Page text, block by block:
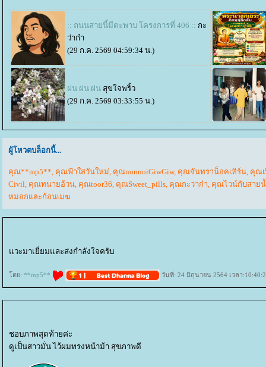
:: ถนนสายนี้มีตะพาบ โครงการที่ 406 :: กะ
ว่าก๋า
(29 ก.ค. 2569 04:59:34 น.)
ฝน ฝน ฝน สุขใจพริ้ว
(29 ก.ค. 2569 03:33:55 น.)
ผู้โหวตบล็อกนี้...
คุณ**mp5**, คุณฟ้าใสวันใหม่, คุณnonnoiGiwGiw, คุณจันทราน็อคเทิร์น, คุณเ
Civil, คุณทนายอ้วน, คุณtoor36, คุณSweet_pills, คุณกะว่าก๋า, คุณไวน์กับสาย
หมอกและก้อนเมฆ
วะมาเยี่ยมและส่งกำลังใจครับ
ดย: **mp5** วันที่: 24 มิถุนายน 2564 เวลา
ชอบภาพสุดท้ายค่ะ
ดูเป็นสาวมั่น ไว้ผมทรงหน้าม้า สุขภาพดี